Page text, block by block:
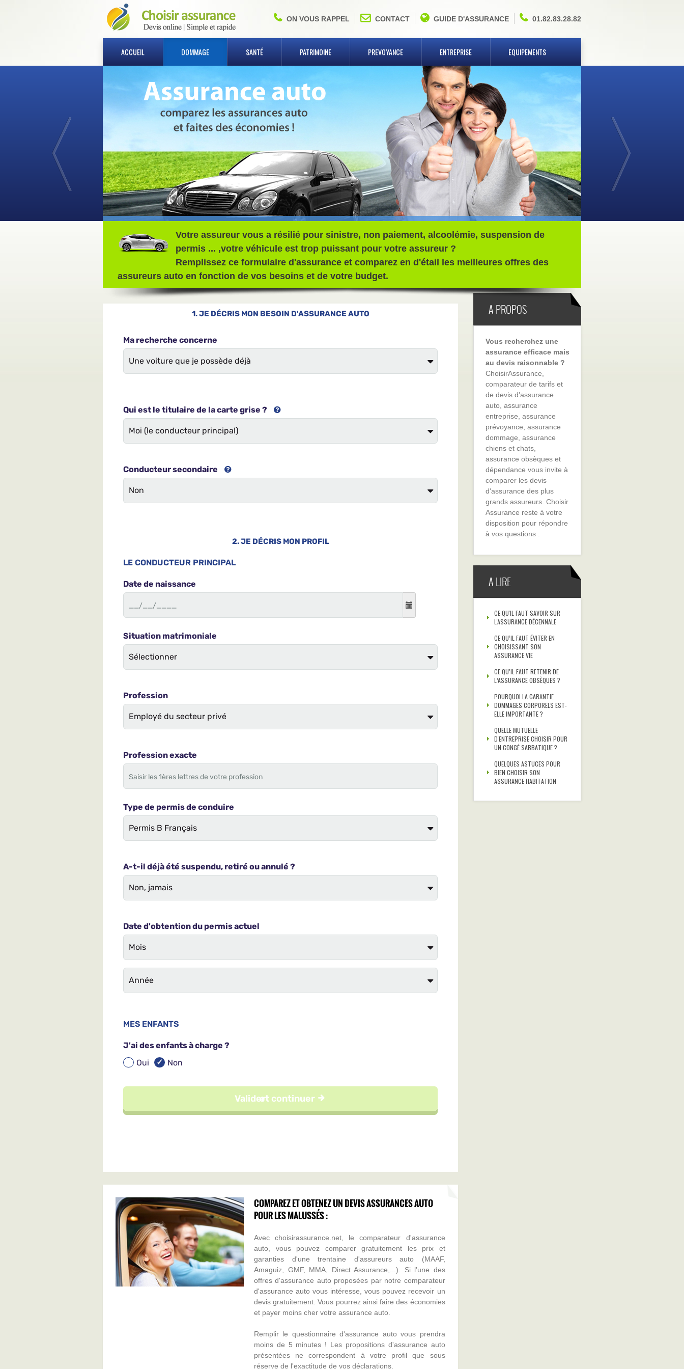
ON VOUS RAPPEL CONTACT GUIDE D'ASSURANCE 01.82.83.28.82
ACCUEIL DOMMAGE SANTÉ PATRIMOINE PREVOYANCE ENTREPRISE EQUIPEMENTS
Votre assureur vous a résilié pour sinistre, non paiement, alcoolémie, suspension de
permis ... ,votre véhicule est trop puissant pour votre assureur ?
Remplissez ce formulaire d'assurance et comparez en d'étail les meilleures offres des
assureurs auto en fonction de vos besoins et de votre budget.
COMPAREZ ET OBTENEZ UN DEVIS ASSURANCES AUTO
POUR LES MALUSSÉS :
Avec choisirassurance.net, le comparateur d'assurance
auto, vous pouvez comparer gratuitement les prix et
garanties d'une trentaine d'assureurs auto (MAAF,
Amaguiz, GMF, MMA, Direct Assurance,...). Si l'une des
offres d'assurance auto proposées par notre comparateur
d'assurance auto vous intéresse, vous pouvez recevoir un
devis gratuitement. Vous pourrez ainsi faire des économies
et payer moins cher votre assurance auto.
Remplir le questionnaire d'assurance auto vous prendra
moins de 5 minutes ! Les propositions d'assurance auto
présentées ne correspondent à votre profil que sous
réserve de l'exactitude de vos déclarations.
A PROPOS
Vous recherchez une
assurance efficace mais
au devis raisonnable ?
ChoisirAssurance,
comparateur de tarifs et
de devis d'assurance
auto, assurance
entreprise, assurance
prévoyance, assurance
dommage, assurance
chiens et chats,
assurance obsèques et
dépendance vous invite à
comparer les devis
d'assurance des plus
grands assureurs. Choisir
Assurance reste à votre
disposition pour répondre
à vos questions .
A LIRE
CE QU'IL FAUT SAVOIR SUR
L'ASSURANCE DÉCENNALE
CE QU’IL FAUT ÉVITER EN
CHOISISSANT SON
ASSURANCE VIE
CE QU’IL FAUT RETENIR DE
L’ASSURANCE OBSÈQUES ?
POURQUOI LA GARANTIE
DOMMAGES CORPORELS EST-
ELLE IMPORTANTE ?
QUELLE MUTUELLE
D'ENTREPRISE CHOISIR POUR
UN CONGÉ SABBATIQUE ?
QUELQUES ASTUCES POUR
BIEN CHOISIR SON
ASSURANCE HABITATION